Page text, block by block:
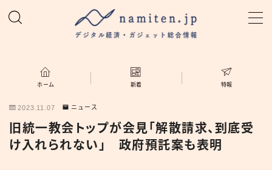
ホーム
新着
ホーム 新着 特報
2023.11.07 ニュース
旧統一教会トップが会見「解散請求、到底受
け入れられない」 政府預託案も表明